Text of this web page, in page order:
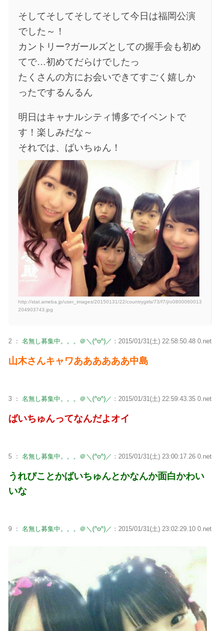
そしてそしてそしてそして今日は福岡公演
でした～！
カントリー?ガールズとしての握手会も初め
てで…初めてだらけでしたっ
たくさんの方にお会いできてすごく嬉しか
ったでするんるん
明日はキャナルシティ博多でイベントで
す！楽しみだな～
それでは、ばいちゅん！
http://stat.ameba.jp/user_images/20150131/22/countrygirls/73/f7/j/o0800060013
204903743.jpg
2 ： 名無し募集中。。。＠＼(^o^)／ ：2015/01/31(土) 22:58:50.48 0.net
山木さんキャワああああああ中島
3 ： 名無し募集中。。。＠＼(^o^)／ ：2015/01/31(土) 22:59:43.35 0.net
ばいちゅんってなんだよオイ
5 ： 名無し募集中。。。＠＼(^o^)／ ：2015/01/31(土) 23:00:17.26 0.net
うれぴことかばいちゅんとかなんか面白かわい
いな
9 ： 名無し募集中。。。＠＼(^o^)／ ：2015/01/31(土) 23:02:29.10 0.net